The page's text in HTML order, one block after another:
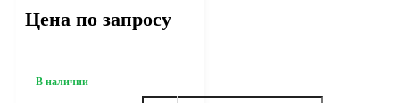
Цена по запросу
В наличии